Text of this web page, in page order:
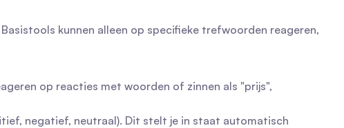
kunnen alleen op specifieke trefwoorden reageren,
op reacties met woorden of zinnen als "prijs",
negatief, neutraal). Dit stelt je in staat automatisch